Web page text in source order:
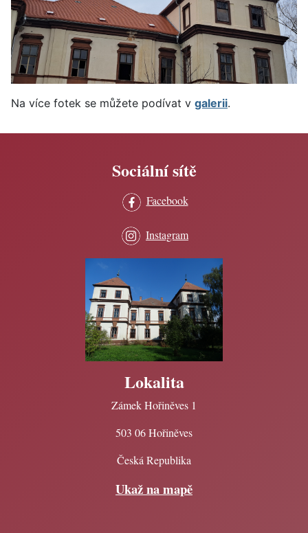
Na více fotek se můžete podívat v galerii.
Sociální sítě
Facebook
Instagram
Lokalita
Zámek Hořiněves 1
503 06 Hořiněves
Česká Republika
Ukaž na mapě